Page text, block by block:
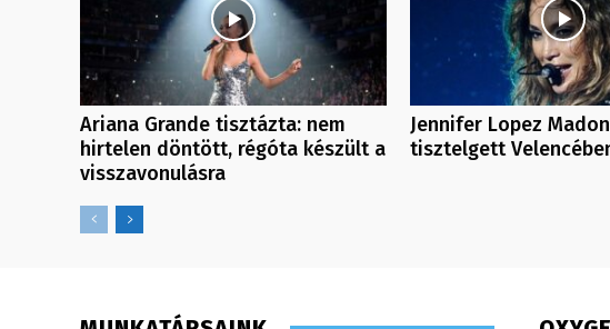
Ariana Grande tisztázta: nem
hirtelen döntött, régóta készült a
visszavonulásra
Jennifer Lopez
tisztelgett